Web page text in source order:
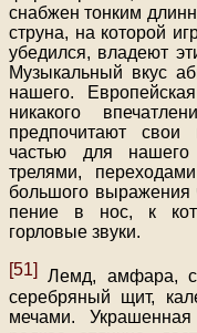
снабжен тонким
струна, на которой
убедился, владеют
Музыкальный вкус
нашего.
никакого
предпочитают
частью для
трелями,
большого выражения
пение в нос, к
горловые звуки.
[51]
Лемд, амфара,
серебряный щит,
мечами.